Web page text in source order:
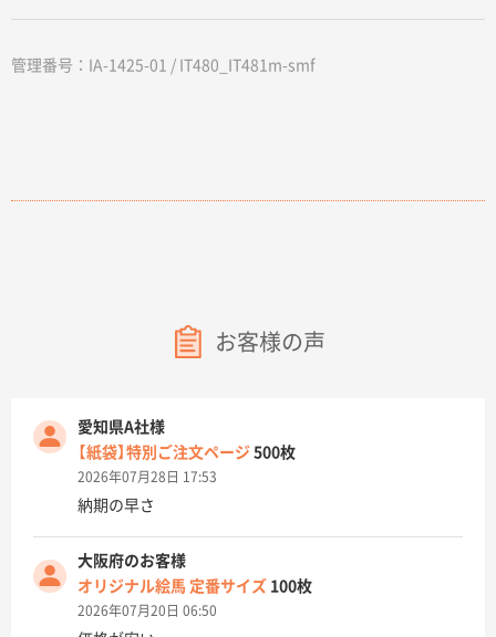
管理番号：IA-1425-01 / IT480_IT481m-smf
お客様の声
愛知県A社様
【紙袋】特別ご注文ページ 500枚
2026年07月28日 17:53
納期の早さ
大阪府のお客様
オリジナル絵馬 定番サイズ 100枚
2026年07月20日 06:50